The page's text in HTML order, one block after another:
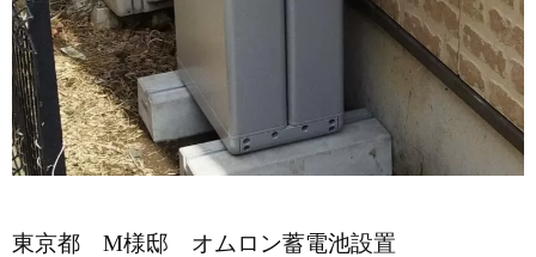
東京都 M様邸 オムロン蓄電池設置